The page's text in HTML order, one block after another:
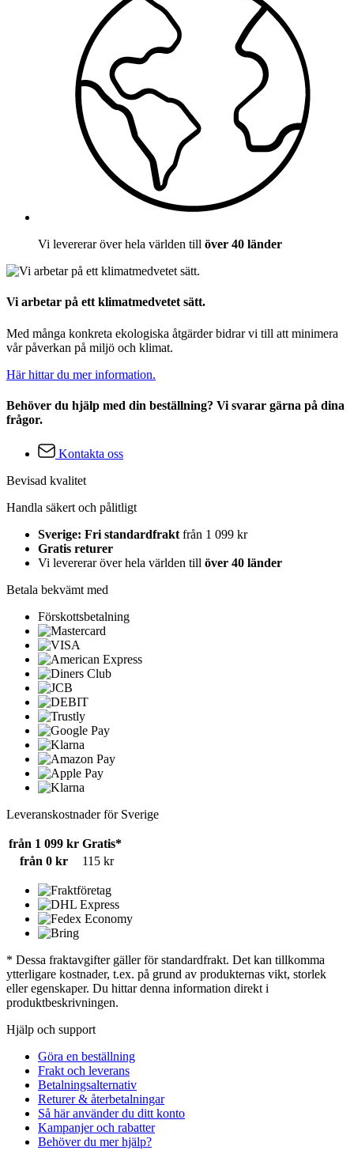
Vi levererar över hela världen till över 40 länder
Vi arbetar på ett klimatmedvetet sätt.
Med många konkreta ekologiska åtgärder bidrar vi till att minimera
vår påverkan på miljö och klimat.
Här hittar du mer information.
Behöver du hjälp med din beställning? Vi svarar gärna på dina
frågor.
Kontakta oss
Bevisad kvalitet
Handla säkert och pålitligt
Sverige: Fri standardfrakt från 1 099 kr
Gratis returer
Vi levererar över hela världen till över 40 länder
Betala bekvämt med
Förskottsbetalning
Leveranskostnader för Sverige
från 1 099 kr Gratis*
från 0 kr
115 kr
* Dessa fraktavgifter gäller för standardfrakt. Det kan tillkomma
ytterligare kostnader, t.ex. på grund av produkternas vikt, storlek
eller egenskaper. Du hittar denna information direkt i
produktbeskrivningen.
Hjälp och support
Göra en beställning
Frakt och leverans
Betalningsalternativ
Returer & återbetalningar
Så här använder du ditt konto
Kampanjer och rabatter
Behöver du mer hjälp?